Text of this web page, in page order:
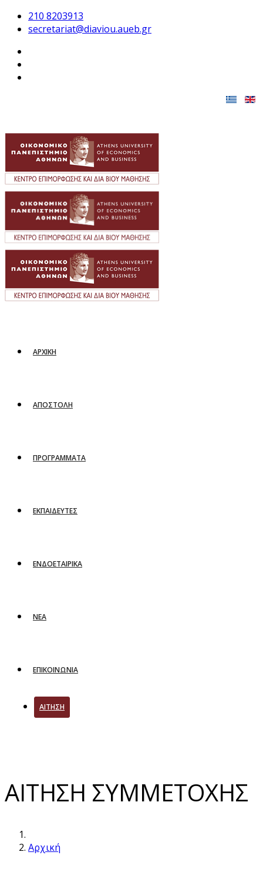
210 8203913
secretariat@diaviou.aueb.gr
ΑΡΧΙΚΗ
ΑΠΟΣΤΟΛΗ
ΠΡΟΓΡΑΜΜΑΤΑ
ΕΚΠΑΙΔΕΥΤΕΣ
ΕΝΔΟΕΤΑΙΡΙΚΑ
ΝΕΑ
ΕΠΙΚΟΙΝΩΝΙΑ
ΑΙΤΗΣΗ
ΑΙΤΗΣΗ ΣΥΜΜΕΤΟΧΗΣ
Αρχική